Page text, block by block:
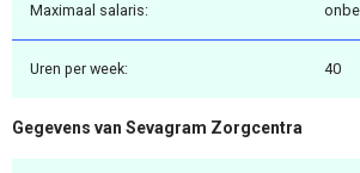
Maximaal salaris:
Uren per week: 40
Gegevens van Sevagram Zorgcentra